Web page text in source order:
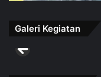
Galeri Kegiatan